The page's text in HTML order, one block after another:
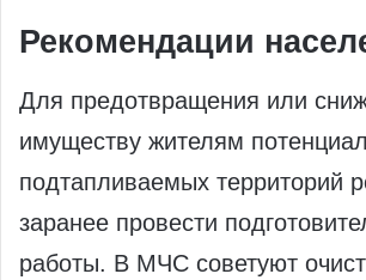
Рекомендации
Для предотвращения или
имуществу жителям
подтапливаемых территорий
заранее провести
работы. В МЧС советуют